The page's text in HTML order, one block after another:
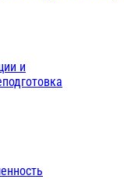
и